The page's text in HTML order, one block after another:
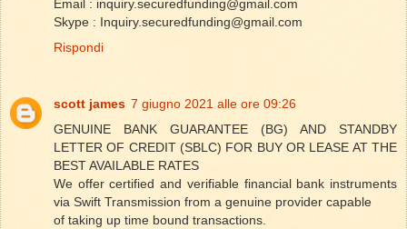
Email : inquiry.securedfunding@gmail.com
Skype : Inquiry.securedfunding@gmail.com
Rispondi
scott james 7 giugno 2021 alle ore 09:26
GENUINE BANK GUARANTEE (BG) AND STANDBY
LETTER OF CREDIT (SBLC) FOR BUY OR LEASE AT THE
BEST AVAILABLE RATES
We offer certified and verifiable financial bank instruments
via Swift Transmission from a genuine provider capable
of taking up time bound transactions.